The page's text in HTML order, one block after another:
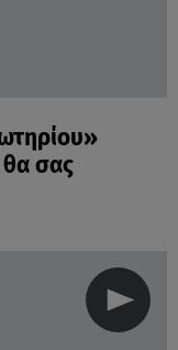
θα σας